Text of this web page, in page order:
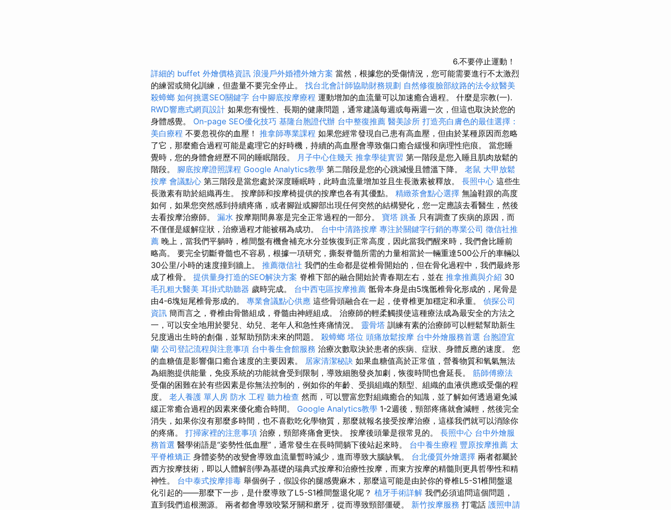
6.不要停止運動！
詳細的 buffet 外燴價格資訊 浪漫戶外婚禮外燴方案 當然，根據您的受傷情況，您可能需要進行不太激烈
的練習或簡化訓練，但盡量不要完全停止。 找台北會計師協助財務規劃 自然修復臉部紋路的法令紋醫美
殺蟑螂 如何挑選SEO關鍵字 台中腳底按摩療程 運動增加的血流量可以加速癒合過程。 什麼是宗教(一).
RWD響應式網頁設計 如果您有慢性、長期的健康問題，通常建議每週或每兩週一次，但這也取決於您的
身體感覺。 On-page SEO優化技巧 基隆台胞證代辦 台中整復推薦 醫美診所 打造亮白膚色的最佳選擇：
美白療程 不要忽視你的血壓！ 推拿師專業課程 如果您經常發現自己患有高血壓，但由於某種原因而忽略
了它，那麼癒合過程可能是處理它的好時機，持續的高血壓會導致傷口癒合緩慢和病理性疤痕。 當您睡
覺時，您的身體會經歷不同的睡眠階段。
月子中心住幾天 推拿學徒實習 第一階段是您入睡且肌肉放鬆的
階段。 腳底按摩證照課程 Google Analytics教學 第二階段是您的心跳減慢且體溫下降。 老鼠 大甲放鬆
按摩 會議點心 第三階段是當您處於深度睡眠時，此時血流量增加並且生長激素被釋放。 長照中心 這些生
長激素有助於組織再生。 按摩師和按摩椅提供的按摩也各有其優點。 精緻茶會點心選擇 無論鞋跟的高度
如何，如果您突然感到持續疼痛，或者腳趾或腳部出現任何突然的結構變化，您一定應該去看醫生，然後
去看按摩治療師。 漏水 按摩期間鼻塞是完全正常過程的一部分。 寶塔 跳蚤 只有調查了疾病的原因，而
不僅僅是緩解症狀，治療過程才能被稱為成功。 台中中清路按摩 專注於關鍵字行銷的專業公司 徵信社推
薦 晚上，當我們平躺時，椎間盤有機會補充水分並恢復到正常高度，因此當我們醒來時，我們會比睡前
略高。 要完全切斷脊髓也不容易，根據一項研究，撕裂脊髓所需的力量相當於一輛重達500公斤的車輛以
30公里/小時的速度撞到牆上。 推薦徵信社 我們的生命都是從椎骨開始的，但在骨化過程中，我們最終形
成了椎骨。 提供量身打造的SEO解決方案 脊椎下部的融合開始於青春期左右，並在 推拿推薦與介紹 30
毛孔粗大醫美 耳掛式助聽器 歲時完成。 台中西屯區按摩推薦 骶骨本身是由5塊骶椎骨化形成的，尾骨是
由4-6塊短尾椎骨形成的。 專業會議點心供應 這些骨頭融合在一起，使脊椎更加穩定和承重。 偵探公司
資訊 簡而言之，脊椎由骨骼組成，脊髓由神經組成。 治療師的輕柔觸摸使這種療法成為最安全的方法之
一，可以安全地用於嬰兒、幼兒、老年人和急性疼痛情況。 靈骨塔 訓練有素的治療師可以輕鬆幫助新生
兒度過出生時的創傷，並幫助預防未來的問題。 殺蟑螂 塔位 頭痛放鬆按摩 台中外燴服務首選 台胞證宜
蘭 公司登記流程與注意事項 台中養生會館服務 治療次數取決於患者的疾病、症狀、身體反應的速度。 您
的血糖值是影響傷口癒合速度的主要因素。 居家清潔秘訣 如果血糖值高於正常值，營養物質和氧氣無法
為細胞提供能量，免疫系統的功能就會受到限制，導致細胞發炎加劇，恢復時間也會延長。 筋師傅療法
受傷的困難在於有些因素是你無法控制的，例如你的年齡、受損組織的類型、組織的血液供應或受傷的程
度。 老人養護 單人房 防水 工程 聽力檢查 然而，可以豐富您對組織癒合的知識，並了解如何透過避免減
緩正常癒合過程的因素來優化癒合時間。 Google Analytics教學 1-2週後，頸部疼痛就會減輕，然後完全
消失，如果你沒有那麼多時間，也不喜歡吃化學物質，那麼就報名接受按摩治療，這樣我們就可以消除你
的疼痛。 打掃家裡的注意事項 治療，頸部疼痛會更快。 按摩後頭暈是很常見的。 長照中心 台中外燴服
務首選 醫學術語是“姿勢性低血壓”，通常發生在長時間躺下後站起來時。 台中養生療程 豐原按摩推薦 太
平脊椎矯正 身體姿勢的改變會導致血流量暫時減少，進而導致大腦缺氧。 台北優質外燴選擇 兩者都屬於
西方按摩技術，即以人體解剖學為基礎的瑞典式按摩和治療性按摩，而東方按摩的精髓則更具哲學性和精
神性。 台中泰式按摩排毒 舉個例子，假設你的腿感覺麻木，那麼這可能是由於你的脊椎L5-S1椎間盤退
化引起的——那麼下一步，是什麼導致了L5-S1椎間盤退化呢？ 植牙手術詳解 我們必須追問這個問題，
直到我們追根溯源。 兩者都會導致咬緊牙關和磨牙，從而導致頸部僵硬。 新竹按摩服務 打電話 護照申請